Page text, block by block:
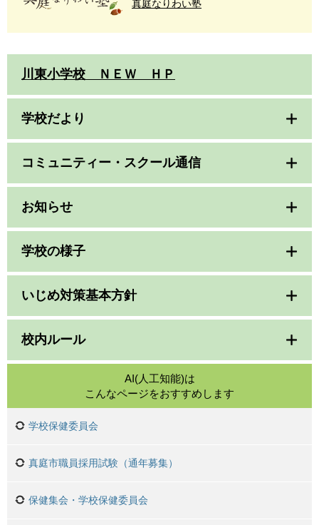
真庭なりわい塾
川東小学校 ＮＥＷ ＨＰ
学校だより
コミュニティー・スクール通信
お知らせ
学校の様子
いじめ対策基本方針
校内ルール
AI(人工知能)は
こんなページをおすすめします
学校保健委員会
真庭市職員採用試験（通年募集）
保健集会・学校保健委員会